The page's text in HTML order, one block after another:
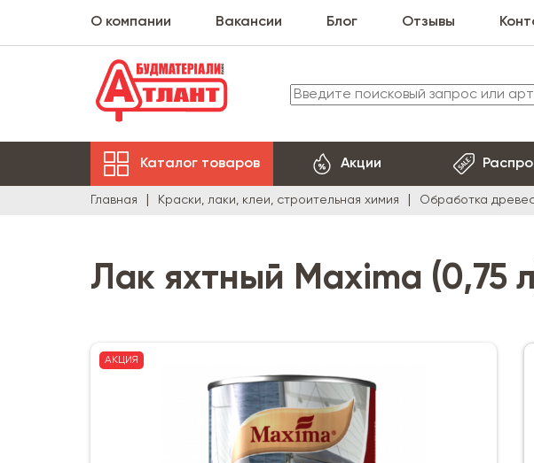
О компании Вакансии Блог Отзывы
Каталог товаров Акции
Главная Краски, лаки, клеи, строительная химия Обработка
Лак яхтный Maxima (0,75
АКЦИЯ